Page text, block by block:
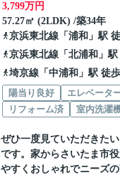
3,799万円
57.27㎡ (2LDK) /築34年
京浜東北線「 浦和 」駅
京浜東北線「 北浦和 」
埼京線「 中浦和 」駅 徒
陽当り良好
エレベータ
リフォーム済
室内洗濯
ぜひ一度見ていただきた
です。家からさいたま市
やすくおしゃれでニーズ